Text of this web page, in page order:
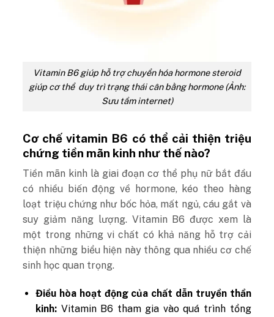
Vitamin B6 giúp hỗ trợ chuyển hóa hormone steroid
giúp cơ thể duy trì trạng thái cân bằng hormone (Ảnh:
Sưu tầm internet)
Cơ chế vitamin B6 có thể cải thiện triệu
chứng tiền mãn kinh như thế nào?
Tiền mãn kinh là giai đoạn cơ thể phụ nữ bắt đầu
có nhiều biến động về hormone, kéo theo hàng
loạt triệu chứng như bốc hỏa, mất ngủ, cáu gắt và
suy giảm năng lượng. Vitamin B6 được xem là
một trong những vi chất có khả năng hỗ trợ cải
thiện những biểu hiện này thông qua nhiều cơ chế
sinh học quan trọng.
Điều hòa hoạt động của chất dẫn truyền thần
kinh: Vitamin B6 tham gia vào quá trình tổng